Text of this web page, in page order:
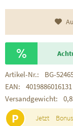
Artikel-Nr.:
BG-
EAN:
4019886016131
Versandgewicht:
P Jetzt